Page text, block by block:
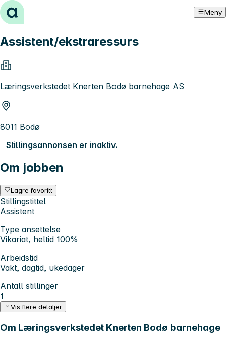
Hopp til innhold Meny
Assistent/ekstraressurs
Læringsverkstedet Knerten Bodø barnehage AS
8011 Bodø
Stillingsannonsen er inaktiv.
Om jobben
Lagre favoritt
Stillingstittel
Assistent
Type ansettelse
Vikariat, heltid 100%
Arbeidstid
Vakt, dagtid, ukedager
Antall stillinger
1
Vis flere detaljer
Om Læringsverkstedet Knerten Bodø barnehage